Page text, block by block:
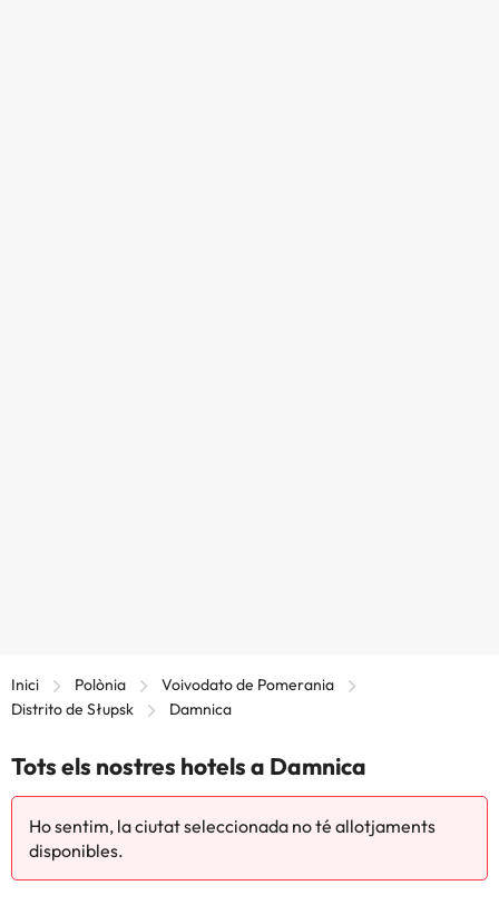
Inici Polònia
Voivodato de Pomerania
Distrito de Słupsk
Damnica
Tots els nostres hotels a Damnica
Ho sentim, la ciutat seleccionada no té allotjaments
disponibles.